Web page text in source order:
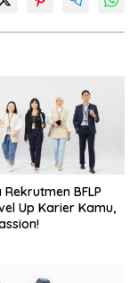
Rekrutmen BFLP
Up Karier Kamu,